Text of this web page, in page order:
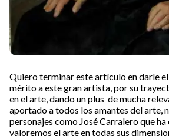
Quiero terminar este artículo en darle
mérito a este gran artista, por su
en el arte, dando un plus de mucha
aportado a todos los amantes del arte,
personajes como José Carralero que
valoremos el arte en todas sus